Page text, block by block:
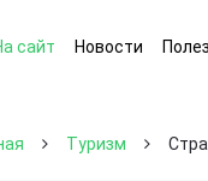
сайт Новости
Туризм